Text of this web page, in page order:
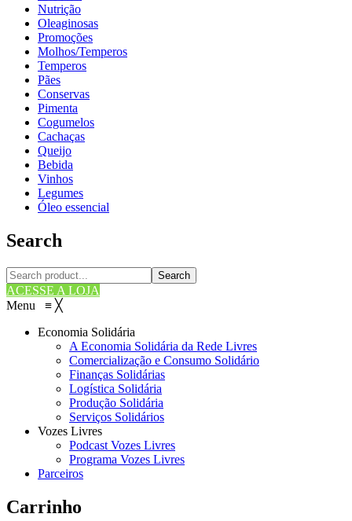
Nutrição
Oleaginosas
Promoções
Molhos/Temperos
Temperos
Pães
Conservas
Pimenta
Cogumelos
Cachaças
Queijo
Bebida
Vinhos
Legumes
Óleo essencial
Search
Search
ACESSE A LOJA
Menu ≡ ╳
Economia Solidária
A Economia Solidária da Rede Livres
Comercialização e Consumo Solidário
Finanças Solidárias
Logística Solidária
Produção Solidária
Serviços Solidários
Vozes Livres
Podcast Vozes Livres
Programa Vozes Livres
Parceiros
Carrinho